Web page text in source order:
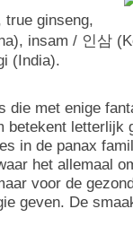
true ginseng,
insam / 인삼
(India).
die met enige
betekent letterlijk
in de panax
het allemaal
voor de
geven. De